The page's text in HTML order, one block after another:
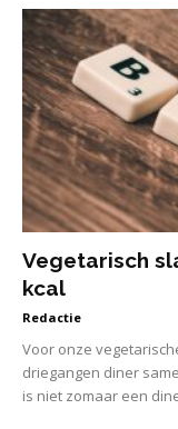
Vegetarisch
kcal
Redactie
Voor onze
driegangen diner
is niet zomaar een